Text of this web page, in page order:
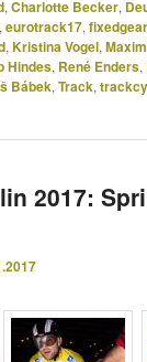
,Charlotte Becker,
,eurotrack17,fixedgear
,Kristina Vogel,
Hindes, René Enders,
Bábek,Track,
2017: